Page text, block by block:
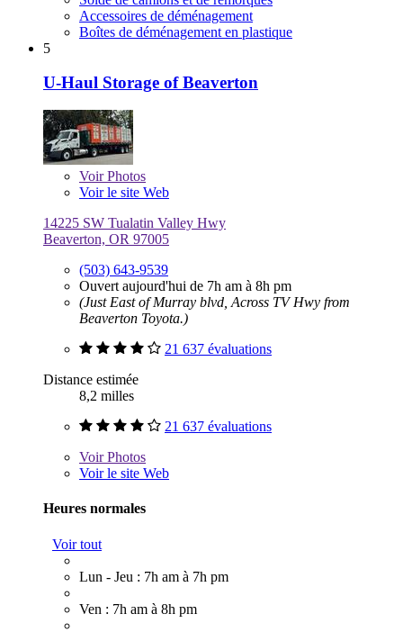
Accessoires de déménagement
Boîtes de déménagement en plastique
5
U-Haul Storage of Beaverton
VoirPhotos
Voir le site Web
14225 SW Tualatin Valley Hwy
Beaverton, OR 97005
(503) 643-9539
Ouvert aujourd'hui de 7h am à 8h pm
(Just East of Murray blvd, Across TV Hwy from
Beaverton Toyota.)
21 637 évaluations
Distance estimée
8,2 milles
21 637 évaluations
VoirPhotos
Voir le site Web
Heures normales
Voir tout
Lun - Jeu : 7h am à 7h pm
Ven : 7h am à 8h pm